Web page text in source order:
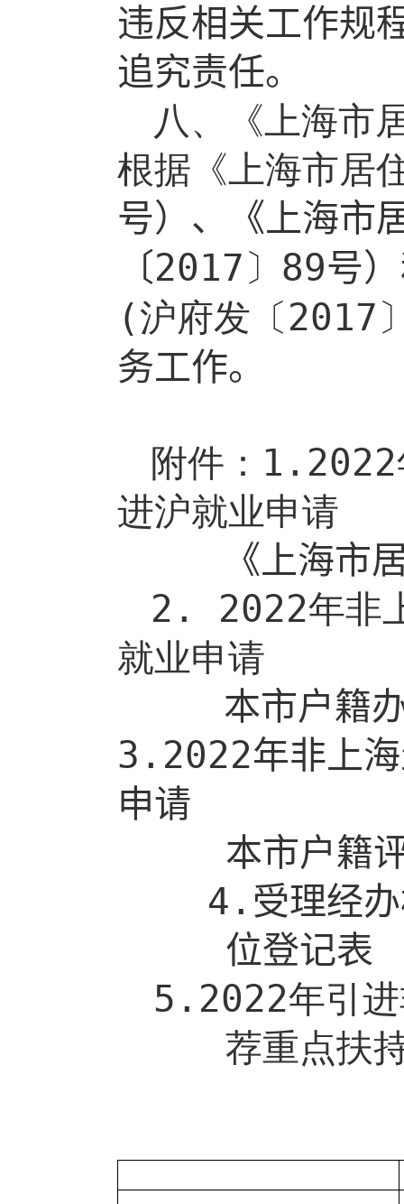
违反相关工作规
追究责任。
八、《上海市
根据《上海市居
号）、《上海市
〔2017〕 89号
(沪府发〔2017
务工作。
附件： 1 .2022
进沪就业申请
《上海市
2.
2022年非
就业申请
本市户籍
3.2022年非上
申请
本市户籍
4. 受理经
位登记表
5 .2022年引
荐重点扶